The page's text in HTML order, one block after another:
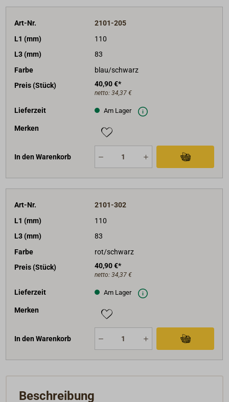
Art-Nr.
2101-205
L1 (mm)
110
L3 (mm)
83
Farbe
blau/schwarz
Preis (Stück)
40,90 €*
netto: 34,37 €
Lieferzeit Am Lager
Merken
In den Warenkorb
Art-Nr.
2101-302
L1 (mm)
110
L3 (mm)
83
Farbe
rot/schwarz
Preis (Stück)
40,90 €*
netto: 34,37 €
Lieferzeit Am Lager
Merken
In den Warenkorb
Beschreibung